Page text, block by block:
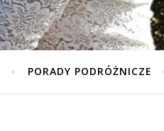
PORADY PODRÓŻNICZE